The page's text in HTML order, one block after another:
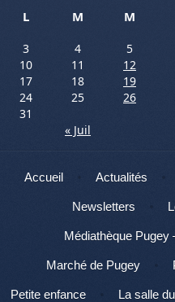
L
M M
3
4 5
10
11 12
17
18 19
24
25 26
31
« Juil
Menu
Aller au contenu
Accueil Actualités
Newsletters
Médiathèque Pugey
Marché de Pugey
Petite enfance La salle